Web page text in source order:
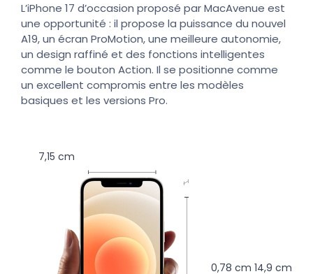
L’iPhone 17 d’occasion proposé par MacAvenue est
une opportunité : il propose la puissance du nouvel
A19, un écran ProMotion, une meilleure autonomie,
un design raffiné et des fonctions intelligentes
comme le bouton Action. Il se positionne comme
un excellent compromis entre les modèles
basiques et les versions Pro.
7,15 cm
0,78 cm 14,9 cm